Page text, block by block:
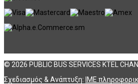
© 2026 PUBLIC BUS SERVICES KTEL
Σχεδιασμός & Ανάπτυξη: ΙΜΕ